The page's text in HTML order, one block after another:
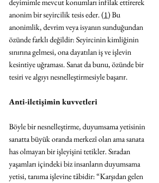
deyimimle mevcut konumları infilak ettirerek
anonim bir seyircilik tesis eder. (1) Bu
anonimlik, devrim veya isyanın sunduğundan
özünde farklı değildir: Seyircinin kimliğinin
sınırına gelmesi, ona dayatılan iş ve işlevin
kesintiye uğraması. Sanat da bunu, özünde bir
tesiri ve algıyı nesnelleştirmesiyle başarır.
Anti-iletişimin kuvvetleri
Böyle bir nesnelleştirme, duyumsama yetisinin
sanatta büyük oranda merkezî olan ama sanata
has olmayan bir işleyişini tetikler. Sıradan
yaşamları içindeki biz insanların duyumsama
yetisi, tanıma işlevine tâbidir: “Karşıdan gelen